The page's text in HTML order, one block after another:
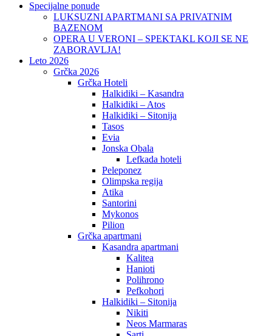
Specijalne ponude
LUKSUZNI APARTMANI SA PRIVATNIM
BAZENOM
OPERA U VERONI – SPEKTAKL KOJI SE NE
ZABORAVLJA!
Leto 2026
Grčka 2026
Grčka Hoteli
Halkidiki – Kasandra
Halkidiki – Atos
Halkidiki – Sitonija
Tasos
Evia
Jonska Obala
Lefkada hoteli
Peleponez
Olimpska regija
Atika
Santorini
Mykonos
Pilion
Grčka apartmani
Kasandra apartmani
Kalitea
Hanioti
Polihrono
Pefkohori
Halkidiki – Sitonija
Nikiti
Neos Marmaras